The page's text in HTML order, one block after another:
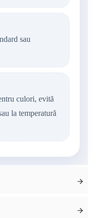
sau
culori, evită
la temperatură